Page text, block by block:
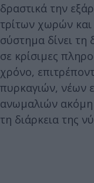
δραστικά την
τρίτων χωρών
σύστημα δίνει
σε κρίσιμες
χρόνο,
πυρκαγιών, νέων
ανωμαλιών ακόμη
τη διάρκεια της